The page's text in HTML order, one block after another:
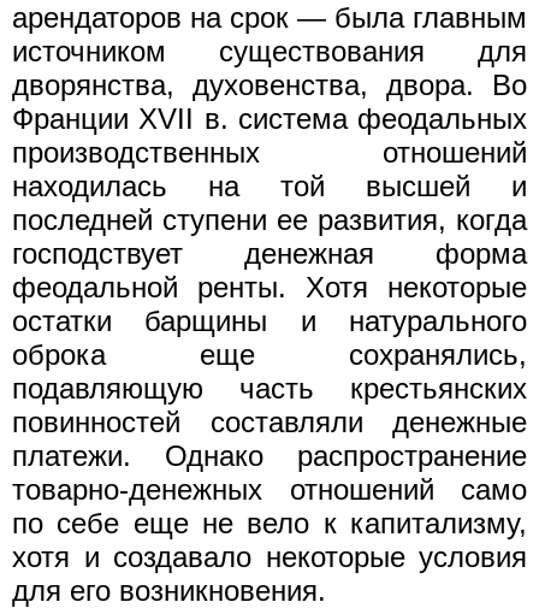
арендаторов на срок — была главным
источником существования для
дворянства, духовенства, двора. Во
Франции XVII в. система феодальных
производственных отношений
находилась на той высшей и
последней ступени ее развития, когда
господствует денежная форма
феодальной ренты. Хотя некоторые
остатки барщины и натурального
оброка еще сохранялись,
подавляющую часть крестьянских
повинностей составляли денежные
платежи. Однако распространение
товарно-денежных отношений само
по себе еще не вело к капитализму,
хотя и создавало некоторые условия
для его возникновения.